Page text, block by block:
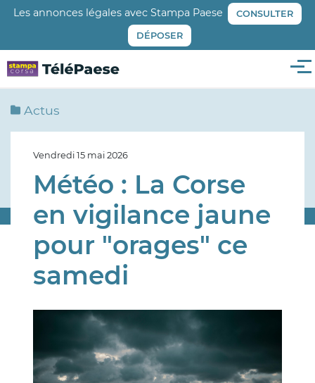
Aller
principal
Les annonces légales avec Stampa Paese CONSULTER
DÉPOSER
Actus
Vendredi 15 mai 2026
Météo : La Corse
en vigilance jaune
pour "orages" ce
samedi